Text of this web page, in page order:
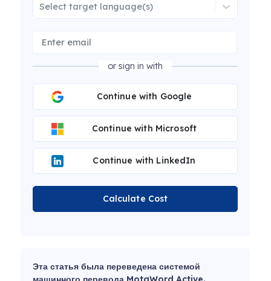
Select target language(s)
or sign in with
Continue with Google
Continue with Microsoft
Continue with LinkedIn
Calculate Cost
Эта статья была переведена системой